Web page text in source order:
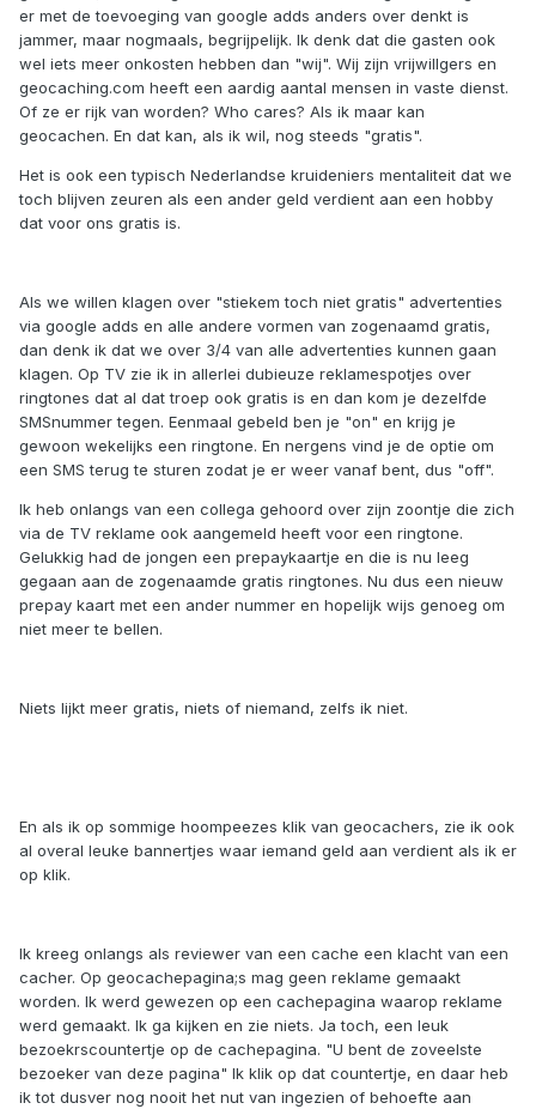
er met de toevoeging van google adds anders over denkt is
jammer, maar nogmaals, begrijpelijk. Ik denk dat die gasten ook
wel iets meer onkosten hebben dan "wij". Wij zijn vrijwillgers en
geocaching.com heeft een aardig aantal mensen in vaste dienst.
Of ze er rijk van worden? Who cares? Als ik maar kan
geocachen. En dat kan, als ik wil, nog steeds "gratis".
Het is ook een typisch Nederlandse kruideniers mentaliteit dat we
toch blijven zeuren als een ander geld verdient aan een hobby
dat voor ons gratis is.
Als we willen klagen over "stiekem toch niet gratis" advertenties
via google adds en alle andere vormen van zogenaamd gratis,
dan denk ik dat we over 3/4 van alle advertenties kunnen gaan
klagen. Op TV zie ik in allerlei dubieuze reklamespotjes over
ringtones dat al dat troep ook gratis is en dan kom je dezelfde
SMSnummer tegen. Eenmaal gebeld ben je "on" en krijg je
gewoon wekelijks een ringtone. En nergens vind je de optie om
een SMS terug te sturen zodat je er weer vanaf bent, dus "off".
Ik heb onlangs van een collega gehoord over zijn zoontje die zich
via de TV reklame ook aangemeld heeft voor een ringtone.
Gelukkig had de jongen een prepaykaartje en die is nu leeg
gegaan aan de zogenaamde gratis ringtones. Nu dus een nieuw
prepay kaart met een ander nummer en hopelijk wijs genoeg om
niet meer te bellen.
Niets lijkt meer gratis, niets of niemand, zelfs ik niet.
En als ik op sommige hoompeezes klik van geocachers, zie ik ook
al overal leuke bannertjes waar iemand geld aan verdient als ik er
op klik.
Ik kreeg onlangs als reviewer van een cache een klacht van een
cacher. Op geocachepagina;s mag geen reklame gemaakt
worden. Ik werd gewezen op een cachepagina waarop reklame
werd gemaakt. Ik ga kijken en zie niets. Ja toch, een leuk
bezoekrscountertje op de cachepagina. "U bent de zoveelste
bezoeker van deze pagina" Ik klik op dat countertje, en daar heb
ik tot dusver nog nooit het nut van ingezien of behoefte aan